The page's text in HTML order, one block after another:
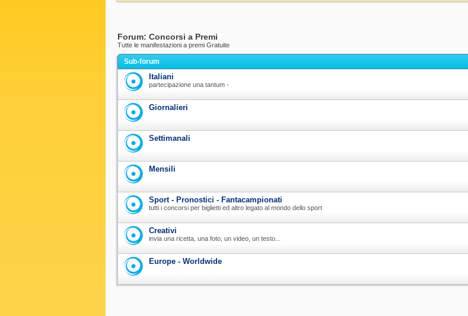
Forum: Concorsi a Premi
Tutte le manifestazioni a premi Gratuite
Sub-forum
Italiani
partecipazione una tantum -
Giornalieri
Settimanali
Mensili
Sport - Pronostici - Fantacampionati
tutti i concorsi per biglietti ed altro legato al mondo dello sport
Creativi
invia una ricetta, una foto, un video, un testo...
Europe - Worldwide